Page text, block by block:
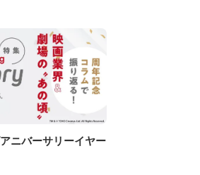
ニバーサリーイヤー